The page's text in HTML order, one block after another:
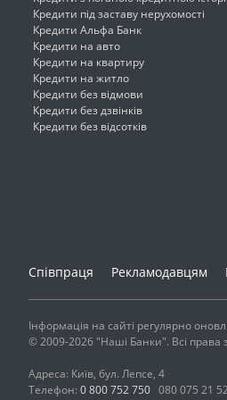
Кредити під заставу нерухомості
Кредити Альфа Банк
Кредити на авто
Кредити на квартиру
Кредити на житло
Кредити без відмови
Кредити без дзвінків
Кредити без відсотків
Співпраця Рекламодавцям
Інформація на сайті регулярно
© 2009-2026 "Наші Банки". Всі права
Адреса: Київ, бул. Лепсе, 4
Телефон: 0 800 752 750 080 075 21 52